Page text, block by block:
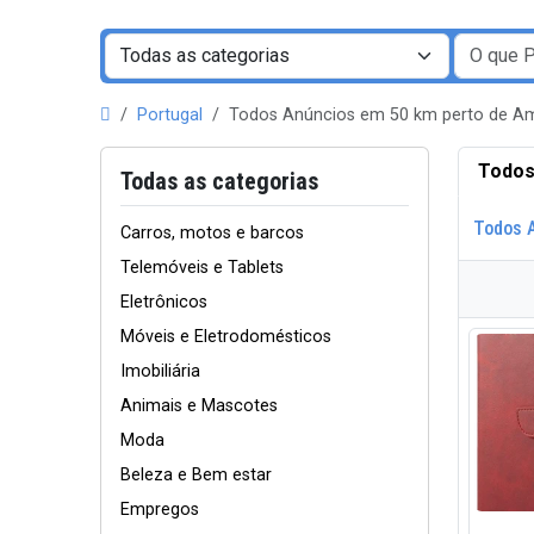
Portugal Todos Anúncios em 50 km perto de
Todas as categorias
Carros, motos e barcos
Telemóveis e Tablets
Eletrônicos
Móveis e Eletrodomésticos
Imobiliária
Animais e Mascotes
Moda
Beleza e Bem estar
Empregos
Todos